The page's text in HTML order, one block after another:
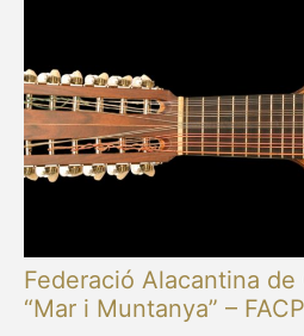
Federació Alacantina de
“Mar i Muntanya” – FACP